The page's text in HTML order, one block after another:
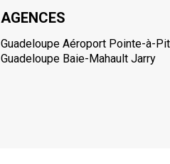
AGENCES
Guadeloupe Aéroport Pointe-à-
Guadeloupe Baie-Mahault Jarry